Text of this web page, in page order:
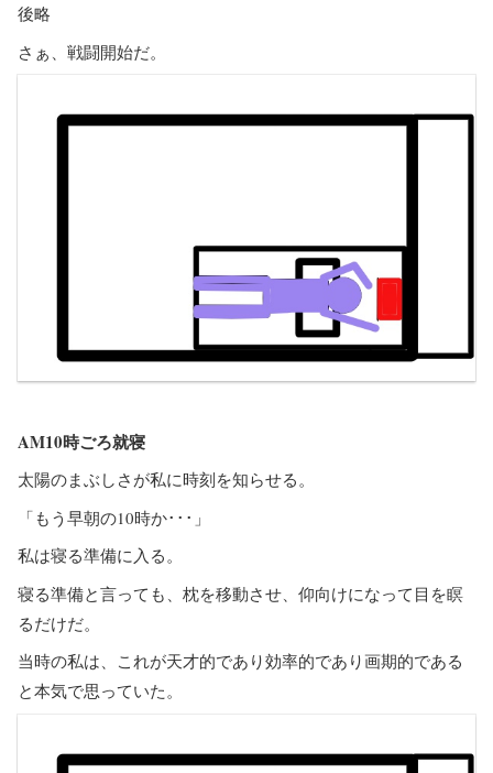
後略
さぁ、戦闘開始だ。
AM10時ごろ就寝
太陽のまぶしさが私に時刻を知らせる。
「もう早朝の10時か･･･」
私は寝る準備に入る。
寝る準備と言っても、枕を移動させ、仰向けになって目を瞑
るだけだ。
当時の私は、これが天才的であり効率的であり画期的である
と本気で思っていた。